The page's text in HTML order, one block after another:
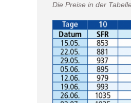
Die Preise in der